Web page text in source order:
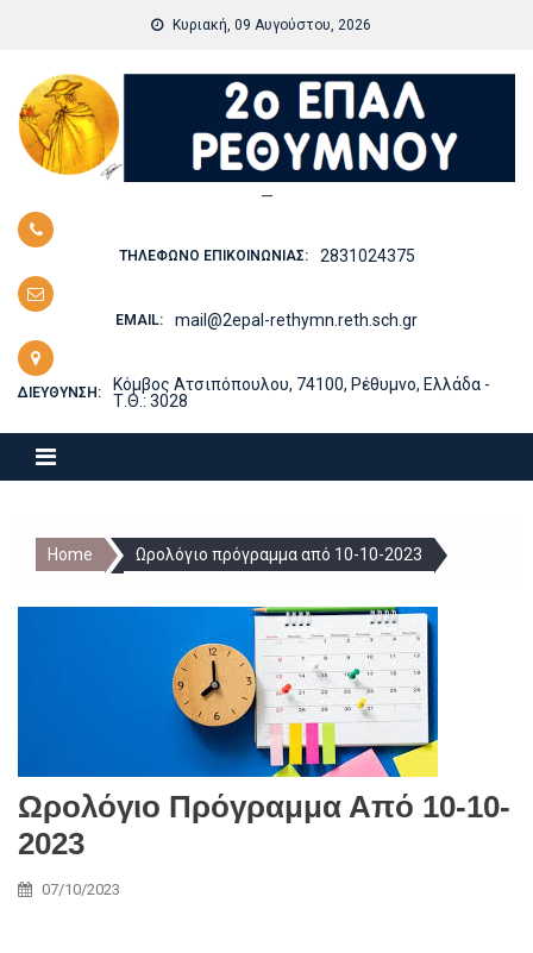
content
Κυριακή, 09 Αυγούστου, 2026
—
ΤΗΛΈΦΩΝΟ ΕΠΙΚΟΙΝΩΝΊΑΣ: 2831024375
EMAIL: mail@2epal-rethymn.reth.sch.gr
ΔΙΕΎΘΥΝΣΗ:
Κόμβος Ατσιπόπουλου, 74100, Ρέθυμνο, Ελλάδα -
Τ.Θ.: 3028
Home Ωρολόγιο πρόγραμμα από 10-10-2023
Ωρολόγιο Πρόγραμμα Από 10-10-
2023
07/10/2023